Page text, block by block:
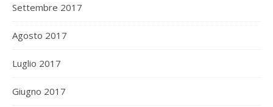
Settembre 2017
Agosto 2017
Luglio 2017
Giugno 2017